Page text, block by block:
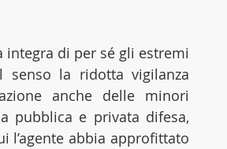
di per sé gli estremi
senso la ridotta vigilanza
anche delle minori
pubblica e privata difesa,
l’agente abbia approfittato